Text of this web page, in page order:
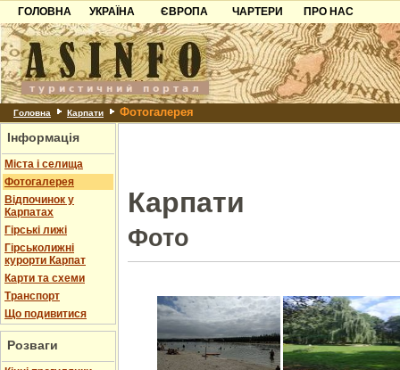
ГОЛОВНА
УКРАЇНА
Карпати
Азов
Причорноморря
Шацьк
ЄВРОПА
Чорногорія
Хорватія
Болгарія
Албанія
ЧАРТЕРИ
ПРО НАС
Контакти
Партнерам
Додати готель
Головна Карпати Фотогалерея
Інформація
Міста і селища
Фотогалерея
Відпочинок у
Карпатах
Гірські лижі
Гірськолижні
курорти Карпат
Карти та схеми
Транспорт
Що подивитися
Розваги
Карпати
Фото